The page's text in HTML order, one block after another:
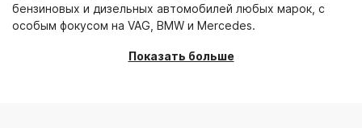
бензиновых и дизельных автомобилей любых марок, с
особым фокусом на VAG, BMW и Mercedes.
Показать больше